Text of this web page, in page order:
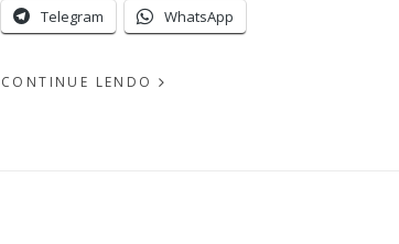
Telegram WhatsApp
CONTINUE LENDO